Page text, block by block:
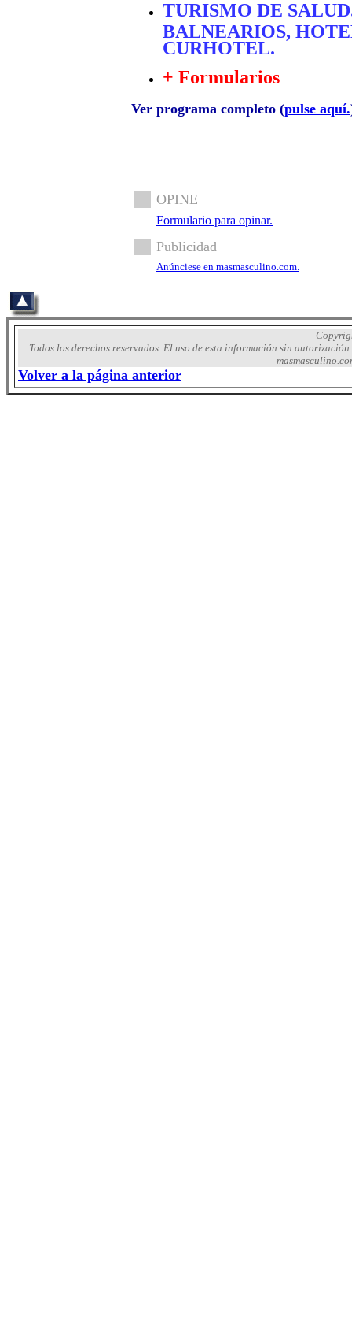
TURISMO DE
BALNEARIOS,
CURHOTEL.
+ Formularios
Ver programa completo (pulse aquí.
OPINE
Formulario para opinar.
Publicidad
Anúnciese en masmasculino.com.
Todos los derechos reservados. El uso de esta información sin
Volver a la página anterior